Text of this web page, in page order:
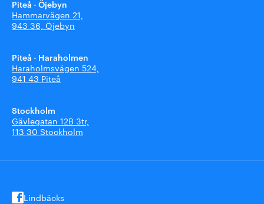
Piteå - Öjebyn
Hammarvägen 21,
943 36, Öjebyn
Piteå - Haraholmen
Haraholmsvägen 524,
941 43 Piteå
Stockholm
Gävlegatan 12B 3tr,
113 30 Stockholm
Lindbäcks